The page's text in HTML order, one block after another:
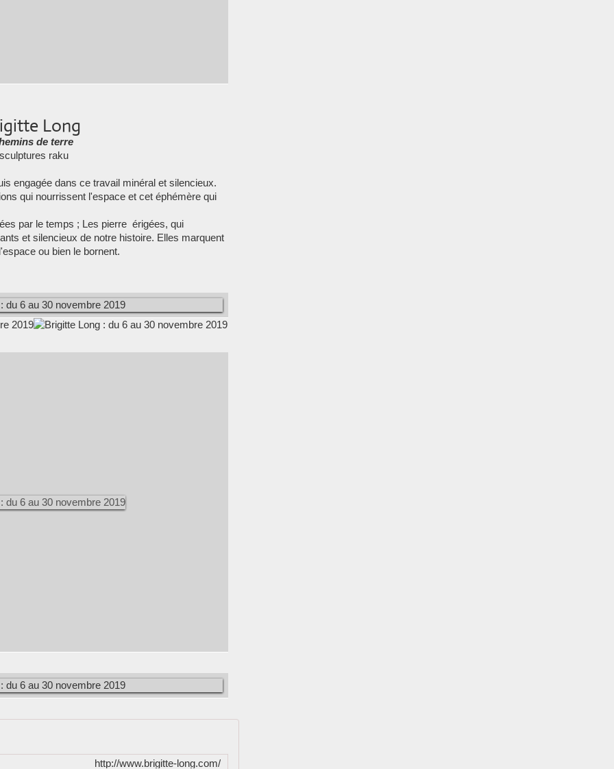
Long
de terre
raku
engagée dans ce travail minéral et silencieux.
qui nourrissent l'espace et cet éphémère qui
par le temps ; Les pierre érigées, qui
et silencieux de notre histoire. Elles marquent
ou bien le bornent.
http://www.brigitte-long.com/